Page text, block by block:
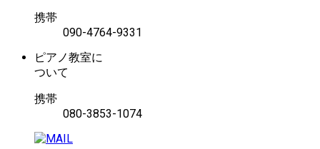
携帯
090-4764-9331
ピアノ教室に
ついて
携帯
080-3853-1074